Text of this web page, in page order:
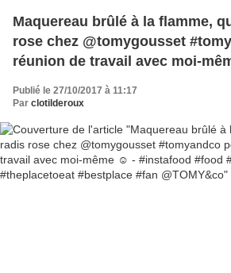
Maquereau brûlé à la flamme,
rose chez @tomygousset
réunion de travail avec moi-
#bestplace #fan @TOMY&co
Publié le 27/10/2017 à 11:17
Par clotilderoux